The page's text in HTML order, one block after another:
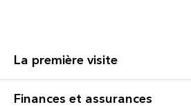
La première visite
Finances et assurances